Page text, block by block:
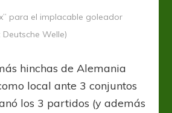
para el implacable goleador
Welle)
hinchas de Alemania
local ante 3 conjuntos
los 3 partidos (y además